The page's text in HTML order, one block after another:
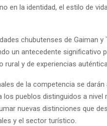
en la identidad, el estilo de
chubutenses de Gaiman
un antecedente significativo
rural y de experiencias
de la competencia se
los pueblos distinguidos a
nuevas distinciones que
y el sector turístico.